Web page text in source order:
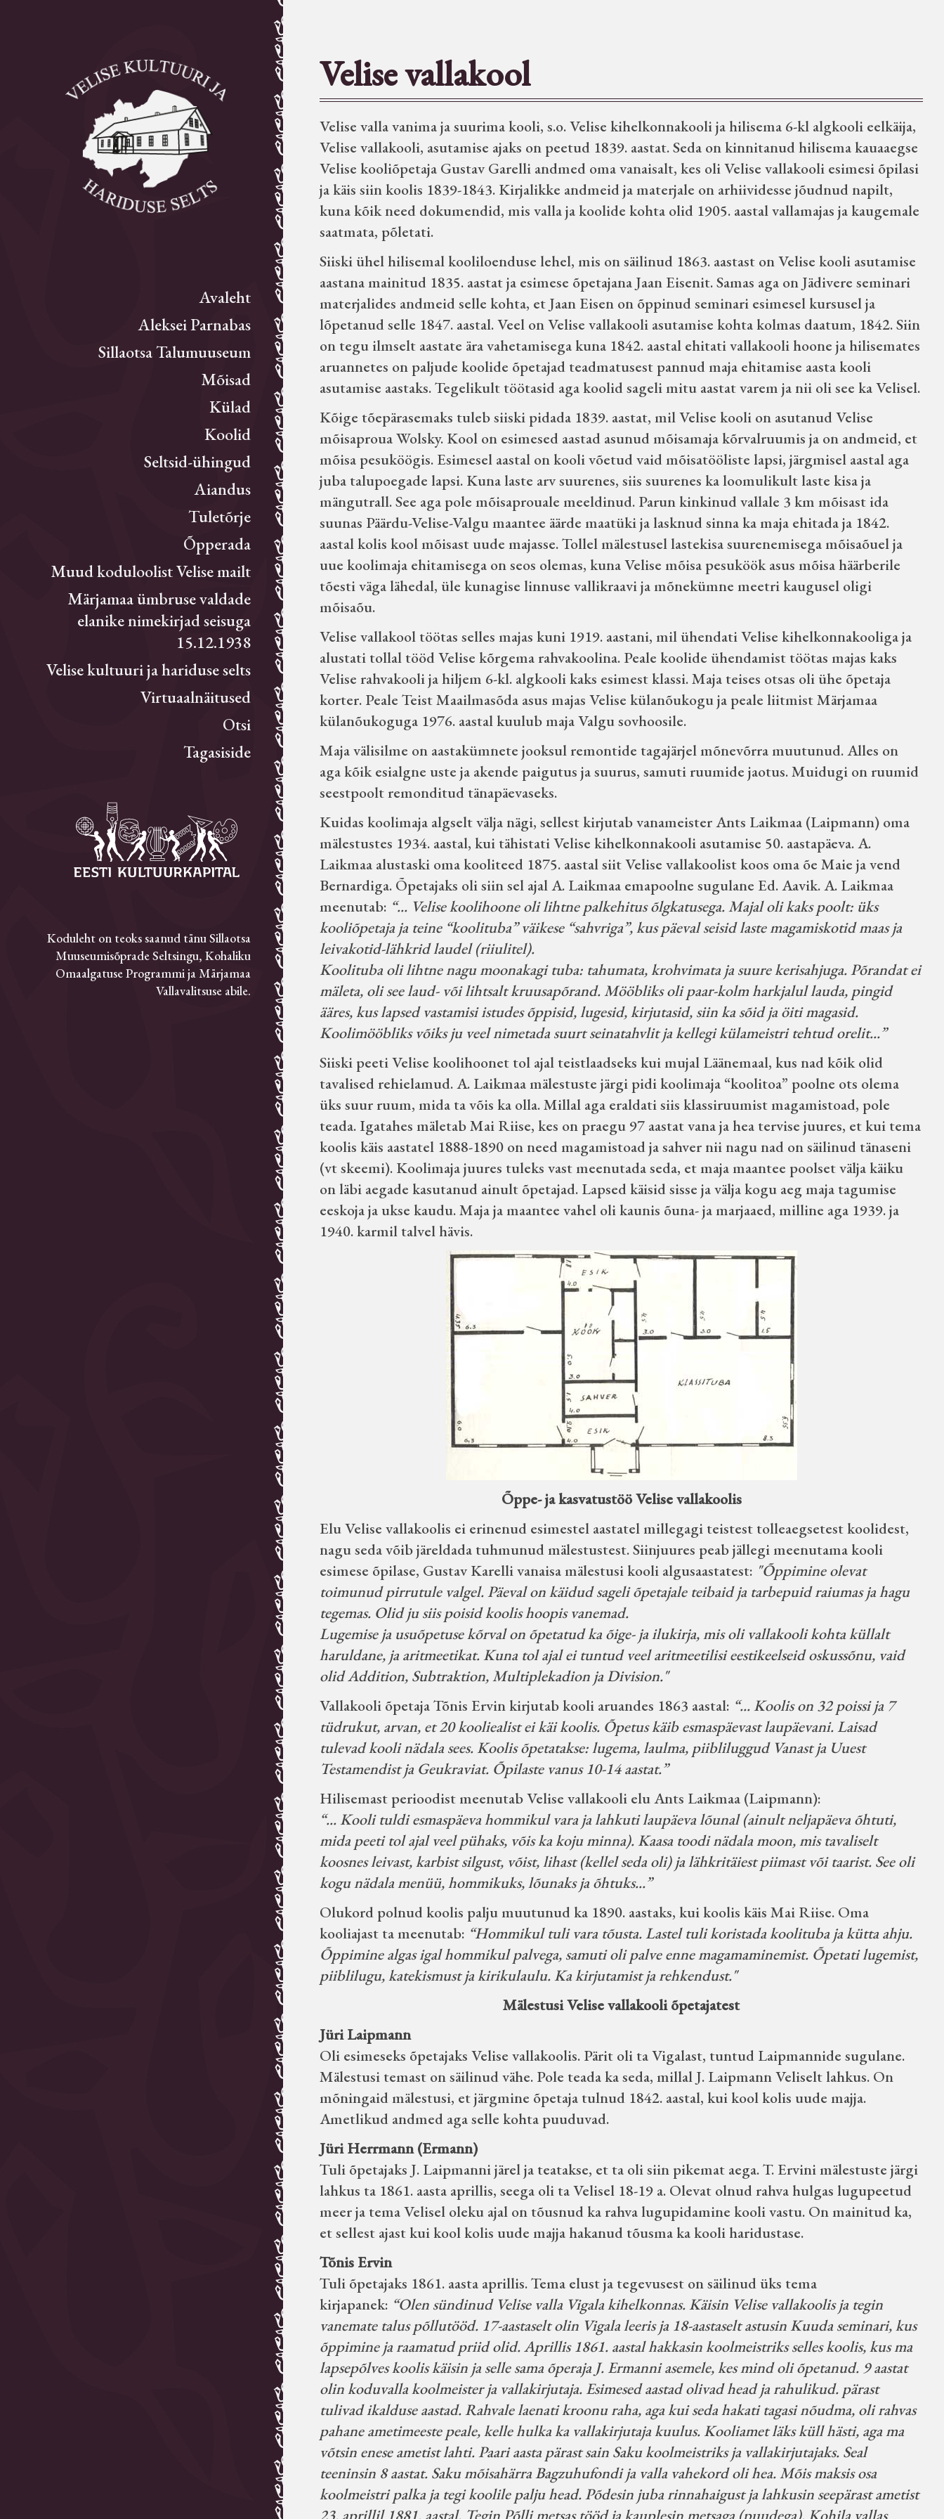
Avaleht
Aleksei Parnabas
Sillaotsa Talumuuseum
Mõisad
Külad
Koolid
Seltsid-ühingud
Aiandus
Tuletõrje
Õpperada
Muud koduloolist Velise mailt
Märjamaa ümbruse valdade
elanike nimekirjad seisuga
15.12.1938
Velise kultuuri ja hariduse selts
Virtuaalnäitused
Otsi
Tagasiside
Koduleht on teoks saanud tänu Sillaotsa
Muuseumisõprade Seltsingu, Kohaliku
Omaalgatuse Programmi ja Märjamaa
Vallavalitsuse abile.
Velise vallakool
Velise valla vanima ja suurima kooli, s.o. Velise kihelkonnakooli ja hilisema 6-kl algkooli eelkäija,
Velise vallakooli, asutamise ajaks on peetud 1839. aastat. Seda on kinnitanud hilisema kauaaegse
Velise kooliõpetaja Gustav Garelli andmed oma vanaisalt, kes oli Velise vallakooli esimesi õpilasi
ja käis siin koolis 1839-1843. Kirjalikke andmeid ja materjale on arhiividesse jõudnud napilt,
kuna kõik need dokumendid, mis valla ja koolide kohta olid 1905. aastal vallamajas ja kaugemale
saatmata, põletati.
Siiski ühel hilisemal kooliloenduse lehel, mis on säilinud 1863. aastast on Velise kooli asutamise
aastana mainitud 1835. aastat ja esimese õpetajana Jaan Eisenit. Samas aga on Jädivere seminari
materjalides andmeid selle kohta, et Jaan Eisen on õppinud seminari esimesel kursusel ja
lõpetanud selle 1847. aastal. Veel on Velise vallakooli asutamise kohta kolmas daatum, 1842. Siin
on tegu ilmselt aastate ära vahetamisega kuna 1842. aastal ehitati vallakooli hoone ja hilisemates
aruannetes on paljude koolide õpetajad teadmatusest pannud maja ehitamise aasta kooli
asutamise aastaks. Tegelikult töötasid aga koolid sageli mitu aastat varem ja nii oli see ka Velisel.
Kõige tõepärasemaks tuleb siiski pidada 1839. aastat, mil Velise kooli on asutanud Velise
mõisaproua Wolsky. Kool on esimesed aastad asunud mõisamaja kõrvalruumis ja on andmeid, et
mõisa pesuköögis. Esimesel aastal on kooli võetud vaid mõisatööliste lapsi, järgmisel aastal aga
juba talupoegade lapsi. Kuna laste arv suurenes, siis suurenes ka loomulikult laste kisa ja
mängutrall. See aga pole mõisaprouale meeldinud. Parun kinkinud vallale 3 km mõisast ida
suunas Päärdu-Velise-Valgu maantee äärde maatüki ja lasknud sinna ka maja ehitada ja 1842.
aastal kolis kool mõisast uude majasse. Tollel mälestusel lastekisa suurenemisega mõisaõuel ja
uue koolimaja ehitamisega on seos olemas, kuna Velise mõisa pesuköök asus mõisa häärberile
tõesti väga lähedal, üle kunagise linnuse vallikraavi ja mõnekümne meetri kaugusel oligi
mõisaõu.
Velise vallakool töötas selles majas kuni 1919. aastani, mil ühendati Velise kihelkonnakooliga ja
alustati tollal tööd Velise kõrgema rahvakoolina. Peale koolide ühendamist töötas majas kaks
Velise rahvakooli ja hiljem 6-kl. algkooli kaks esimest klassi. Maja teises otsas oli ühe õpetaja
korter. Peale Teist Maailmasõda asus majas Velise külanõukogu ja peale liitmist Märjamaa
külanõukoguga 1976. aastal kuulub maja Valgu sovhoosile.
Maja välisilme on aastakümnete jooksul remontide tagajärjel mõnevõrra muutunud. Alles on
aga kõik esialgne uste ja akende paigutus ja suurus, samuti ruumide jaotus. Muidugi on ruumid
seestpoolt remonditud tänapäevaseks.
Kuidas koolimaja algselt välja nägi, sellest kirjutab vanameister Ants Laikmaa (Laipmann) oma
mälestustes 1934. aastal, kui tähistati Velise kihelkonnakooli asutamise 50. aastapäeva. A.
Laikmaa alustaski oma kooliteed 1875. aastal siit Velise vallakoolist koos oma õe Maie ja vend
Bernardiga. Õpetajaks oli siin sel ajal A. Laikmaa emapoolne sugulane Ed. Aavik. A. Laikmaa
meenutab: “... Velise koolihoone oli lihtne palkehitus õlgkatusega. Majal oli kaks poolt: üks
kooliõpetaja ja teine “koolituba” väikese “sahvriga”, kus päeval seisid laste magamiskotid maas ja
leivakotid-lähkrid laudel (riiulitel).
Koolituba oli lihtne nagu moonakagi tuba: tahumata, krohvimata ja suure kerisahjuga. Põrandat ei
mäleta, oli see laud- või lihtsalt kruusapõrand. Mööbliks oli paar-kolm harkjalul lauda, pingid
ääres, kus lapsed vastamisi istudes õppisid, lugesid, kirjutasid, siin ka sõid ja öiti magasid.
Koolimööbliks võiks ju veel nimetada suurt seinatahvlit ja kellegi külameistri tehtud orelit...”
Siiski peeti Velise koolihoonet tol ajal teistlaadseks kui mujal Läänemaal, kus nad kõik olid
tavalised rehielamud. A. Laikmaa mälestuste järgi pidi koolimaja “koolitoa” poolne ots olema
üks suur ruum, mida ta võis ka olla. Millal aga eraldati siis klassiruumist magamistoad, pole
teada. Igatahes mäletab Mai Riise, kes on praegu 97 aastat vana ja hea tervise juures, et kui tema
koolis käis aastatel 1888-1890 on need magamistoad ja sahver nii nagu nad on säilinud tänaseni
(vt skeemi). Koolimaja juures tuleks vast meenutada seda, et maja maantee poolset välja käiku
on läbi aegade kasutanud ainult õpetajad. Lapsed käisid sisse ja välja kogu aeg maja tagumise
eeskoja ja ukse kaudu. Maja ja maantee vahel oli kaunis õuna- ja marjaaed, milline aga 1939. ja
1940. karmil talvel hävis.
Õppe- ja kasvatustöö Velise vallakoolis
Elu Velise vallakoolis ei erinenud esimestel aastatel millegagi teistest tolleaegsetest koolidest,
nagu seda võib järeldada tuhmunud mälestustest. Siinjuures peab jällegi meenutama kooli
esimese õpilase, Gustav Karelli vanaisa mälestusi kooli algusaastatest: "Õppimine olevat
toimunud pirrutule valgel. Päeval on käidud sageli õpetajale teibaid ja tarbepuid raiumas ja hagu
tegemas. Olid ju siis poisid koolis hoopis vanemad.
Lugemise ja usuõpetuse kõrval on õpetatud ka õige- ja ilukirja, mis oli vallakooli kohta küllalt
haruldane, ja aritmeetikat. Kuna tol ajal ei tuntud veel aritmeetilisi eestikeelseid oskussõnu, vaid
olid Addition, Subtraktion, Multiplekadion ja Division."
Vallakooli õpetaja Tõnis Ervin kirjutab kooli aruandes 1863 aastal: “... Koolis on 32 poissi ja 7
tüdrukut, arvan, et 20 kooliealist ei käi koolis. Õpetus käib esmaspäevast laupäevani. Laisad
tulevad kooli nädala sees. Koolis õpetatakse: lugema, laulma, piibliluggud Vanast ja Uuest
Testamendist ja Geukraviat. Õpilaste vanus 10-14 aastat.”
Hilisemast perioodist meenutab Velise vallakooli elu Ants Laikmaa (Laipmann):
“... Kooli tuldi esmaspäeva hommikul vara ja lahkuti laupäeva lõunal (ainult neljapäeva õhtuti,
mida peeti tol ajal veel pühaks, võis ka koju minna). Kaasa toodi nädala moon, mis tavaliselt
koosnes leivast, karbist silgust, võist, lihast (kellel seda oli) ja lähkritäiest piimast või taarist. See oli
kogu nädala menüü, hommikuks, lõunaks ja õhtuks...”
Olukord polnud koolis palju muutunud ka 1890. aastaks, kui koolis käis Mai Riise. Oma
kooliajast ta meenutab: “Hommikul tuli vara tõusta. Lastel tuli koristada koolituba ja kütta ahju.
Õppimine algas igal hommikul palvega, samuti oli palve enne magamaminemist. Õpetati lugemist,
piiblilugu, katekismust ja kirikulaulu. Ka kirjutamist ja rehkendust."
Mälestusi Velise vallakooli õpetajatest
Jüri Laipmann
Oli esimeseks õpetajaks Velise vallakoolis. Pärit oli ta Vigalast, tuntud Laipmannide sugulane.
Mälestusi temast on säilinud vähe. Pole teada ka seda, millal J. Laipmann Veliselt lahkus. On
mõningaid mälestusi, et järgmine õpetaja tulnud 1842. aastal, kui kool kolis uude majja.
Ametlikud andmed aga selle kohta puuduvad.
Jüri Herrmann (Ermann)
Tuli õpetajaks J. Laipmanni järel ja teatakse, et ta oli siin pikemat aega. T. Ervini mälestuste järgi
lahkus ta 1861. aasta aprillis, seega oli ta Velisel 18-19 a. Olevat olnud rahva hulgas lugupeetud
meer ja tema Velisel oleku ajal on tõusnud ka rahva lugupidamine kooli vastu. On mainitud ka,
et sellest ajast kui kool kolis uude majja hakanud tõusma ka kooli haridustase.
Tõnis Ervin
Tuli õpetajaks 1861. aasta aprillis. Tema elust ja tegevusest on säilinud üks tema
kirjapanek: “Olen sündinud Velise valla Vigala kihelkonnas. Käisin Velise vallakoolis ja tegin
vanemate talus põllutööd. 17-aastaselt olin Vigala leeris ja 18-aastaselt astusin Kuuda seminari, kus
õppimine ja raamatud priid olid. Aprillis 1861. aastal hakkasin koolmeistriks selles koolis, kus ma
lapsepõlves koolis käisin ja selle sama õperaja J. Ermanni asemele, kes mind oli õpetanud. 9 aastat
olin koduvalla koolmeister ja vallakirjutaja. Esimesed aastad olivad head ja rahulikud. pärast
tulivad ikalduse aastad. Rahvale laenati kroonu raha, aga kui seda hakati tagasi nõudma, oli rahvas
pahane ametimeeste peale, kelle hulka ka vallakirjutaja kuulus. Kooliamet läks küll hästi, aga ma
võtsin enese ametist lahti. Paari aasta pärast sain Saku koolmeistriks ja vallakirjutajaks. Seal
teeninsin 8 aastat. Saku mõisahärra Bagzuhufondi ja valla vahekord oli hea. Mõis maksis osa
koolmeistri palka ja tegi koolile palju head. Põdesin juba rinnahaigust ja lahkusin seepärast ametist